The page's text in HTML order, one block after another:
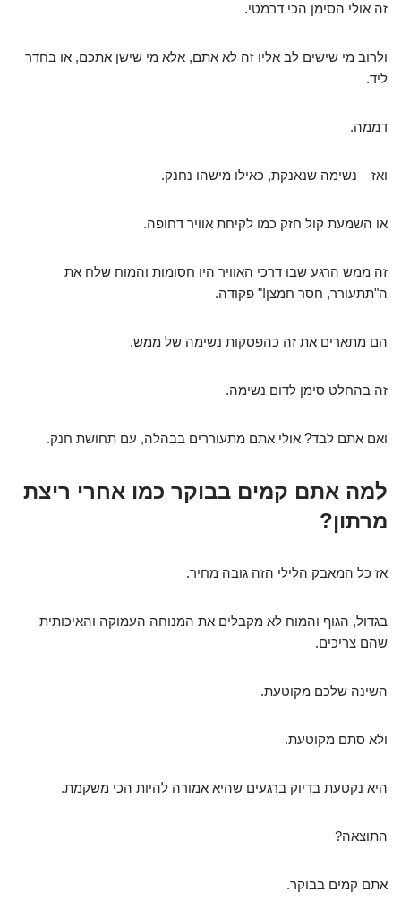
זה אולי הסימן הכי דרמטי.
ולרוב מי שישים לב אליו זה לא אתם, אלא מי שישן אתכם, או בחדר
ליד.
דממה.
ואז – נשימה שנאנקת, כאילו מישהו נחנק.
או השמעת קול חזק כמו לקיחת אוויר דחופה.
זה ממש הרגע שבו דרכי האוויר היו חסומות והמוח שלח את
ה"תתעורר, חסר חמצן!" פקודה.
הם מתארים את זה כהפסקות נשימה של ממש.
זה בהחלט סימן לדום נשימה.
ואם אתם לבד? אולי אתם מתעוררים בבהלה, עם תחושת חנק.
למה אתם קמים בבוקר כמו אחרי ריצת
מרתון?
אז כל המאבק הלילי הזה גובה מחיר.
בגדול, הגוף והמוח לא מקבלים את המנוחה העמוקה והאיכותית
שהם צריכים.
השינה שלכם מקוטעת.
ולא סתם מקוטעת.
היא נקטעת בדיוק ברגעים שהיא אמורה להיות הכי משקמת.
התוצאה?
אתם קמים בבוקר.